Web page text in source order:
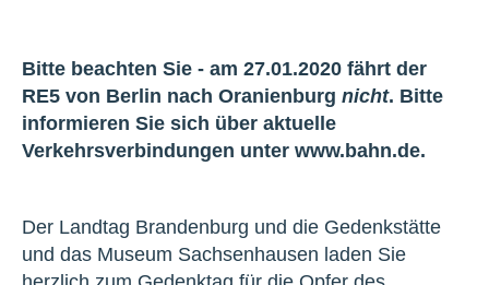
Bitte beachten Sie - am 27.01.2020 fährt der
RE5 von Berlin nach Oranienburg nicht. Bitte
informieren Sie sich über aktuelle
Verkehrsverbindungen unter www.bahn.de.
Der Landtag Brandenburg und die Gedenkstätte
und das Museum Sachsenhausen laden Sie